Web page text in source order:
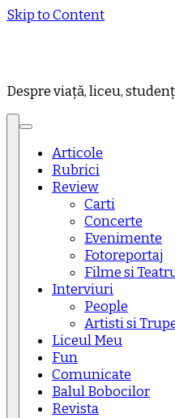
Skip to Content
Despre viață, liceu,
Articole
Rubrici
Review
Carti
Concerte
Evenimente
Fotoreportaj
Filme si
Interviuri
People
Artisti si
Liceul Meu
Fun
Comunicate
Balul Bobocilor
Revista